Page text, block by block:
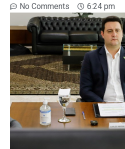
No Comments
6:24 pm